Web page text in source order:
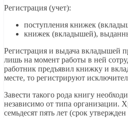
Регистрация (учет):
поступления книжек
книжек (вкладышей),
Регистрация и выдача вкладышей
лишь на момент работы в ней
работник предъявил книжку и
месте, то регистрируют
Завести такого рода книгу
независимо от типа организации.
семьдесят пять лет (срок